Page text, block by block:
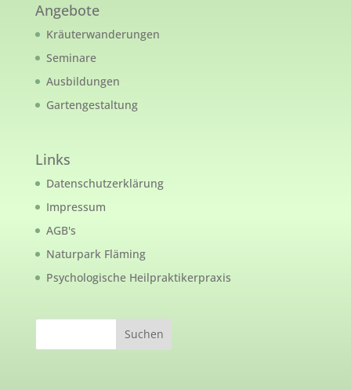
Angebote
Kräuterwanderungen
Seminare
Ausbildungen
Gartengestaltung
Links
Datenschutzerklärung
Impressum
AGB's
Naturpark Fläming
Psychologische Heilpraktikerpraxis